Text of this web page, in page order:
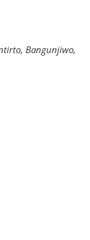
Bangunjiwo,